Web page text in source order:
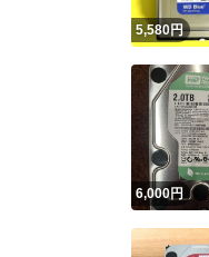
5,580円
6,000円